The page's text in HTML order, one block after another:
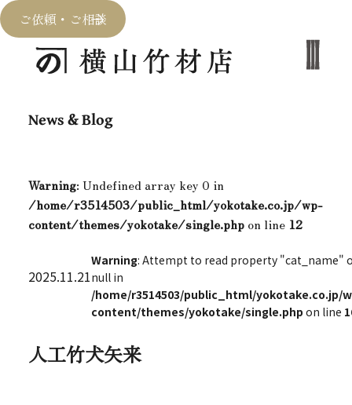
ご依頼・ご相談
News & Blog
Warning: Undefined array key 0 in
/home/r3514503/public_html/yokotake.co.jp/wp-
content/themes/yokotake/single.phpon line 12
2025.11.21
Warning: Attempt to read property "cat_name"
null in
/home/r3514503/public_html/yokotake.co.jp/
content/themes/yokotake/single.php on line
人工竹犬矢来